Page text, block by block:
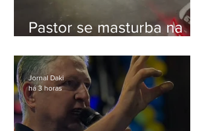
Pastor se masturba na
preso na Zona Oeste
Jornal Daki
há 3 horas